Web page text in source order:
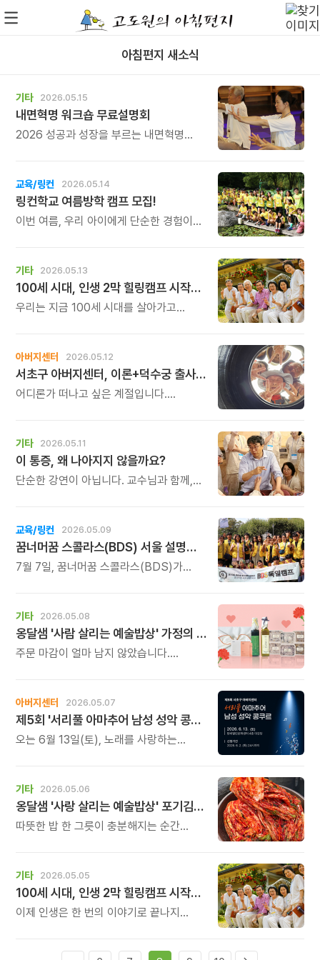
아침편지 새소식
기타 2026.05.15
내면혁명 워크숍 무료설명회
2026 성공과 성장을 부르는 내면혁명
생명력으로 충전하는 마음챙김 워크숍으로
준비했습니다.
교육/링컨 2026.05.14
링컨학교 여름방학 캠프 모집!
이번 여름, 우리 아이에게 단순한 경험이
인생에서 가장 중요한 시기를 놓치지
마세요.
기타 2026.05.13
100세 시대, 인생 2막 힐링캠프 시작합니다
우리는 지금 100세 시대를 살아가고
전환점이 찾아오고, 그 안에서 새로운
이야기가 시작됩니다. 그 전환의 시간을
어떻게 보내느냐에 따라
앞으로의 삶은 더 건강하고 아름답게,
아버지센터 2026.05.12
서초구 아버지센터, 이론+덕수궁 출사 '스마트폰 사진 원포인트 레슨' 신청 안내
어디론가 떠나고 싶은 계절입니다.
되지요. 폰 카메라 기능을 조금 익히고
나면, 잘 찍을 수 있는 구도를 배우고 나면,
즉각 달라지는 것이 사진입니다.
기타 2026.05.11
이 통증, 왜 나아지지 않을까요?
단순한 강연이 아닙니다. 교수님과 함께,
1:1로 살펴주시며, 전문가의 손길로 내 몸의
막힌 곳을 직접 풀어드립니다. 어디서 어떤
통증이 오는지, 왜 오래가는지 그 근본
원인부터 함께 찾아갑니다.
교육/링컨 2026.05.09
꿈너머꿈 스콜라스(BDS) 서울 설명회 7월 7일(화) 오전 11시
7월 7일, 꿈너머꿈 스콜라스(BDS)가
넓은 미래로 연결해 줄 교육, 그 답을 찾고
계신다면 이번 서울 설명회가 뜻깊은
시간이 될 것입니다.
기타 2026.05.08
옹달샘 '사람 살리는 예술밥상' 가정의 달 선물세트 마지막 안내드립니다
주문 마감이 얼마 남지 않았습니다.
살펴보시고 마음이 닿는 선물을
골라보세요. 보내는 마음과 받는 하루가
함께 따뜻해지길 바랍니다.
아버지센터 2026.05.07
제5회 '서리풀 아마추어 남성 성악 콩쿠르' 개최
오는 6월 13일(토), 노래를 사랑하는
기타 2026.05.06
옹달샘 '사랑 살리는 예술밥상' 포기김치 출시
따뜻한 밥 한 그릇이 충분해지는 순간
기타 2026.05.05
100세 시대, 인생 2막 힐링캠프 시작합니다
이제 인생은 한 번의 이야기로 끝나지
시작됩니다.